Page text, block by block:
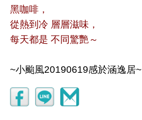
黑咖啡，
從熱到冷 層層滋味，
每天都是 不同驚艷～
~小颱風20190619感於涵逸居~